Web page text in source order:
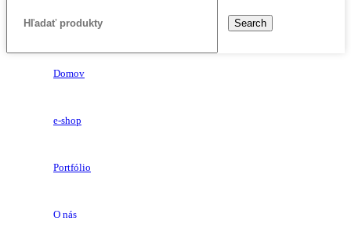
Search
Domov
e-shop
Portfólio
O nás